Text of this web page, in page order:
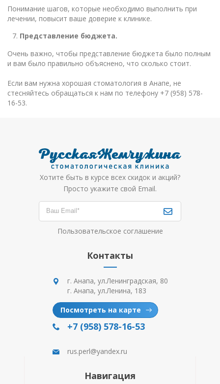
Понимание шагов, которые необходимо выполнить при
лечении, повысит ваше доверие к клинике.
Представление бюджета.
Очень важно, чтобы представление бюджета было полным
и вам было правильно объяснено, что сколько стоит.
Если вам нужна хорошая стоматология в Анапе, не
стесняйтесь обращаться к нам по телефону +7 (958) 578-
16-53.
Хотите быть в курсе всех скидок и акций?
Просто укажите свой Email.
Пользовательское соглашение
Навигация
Контакты
г. Анапа, ул.Ленинградская, 80
г. Анапа, ул.Ленина, 183
Посмотреть на карте
+7 (958) 578-16-53
rus.perl@yandex.ru